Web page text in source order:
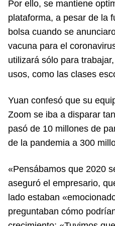
Por ello, se mantiene
plataforma, a pesar de la
bolsa cuando se
vacuna para el
utilizará sólo para
usos, como las clases
Yuan confesó que su
Zoom se iba a disparar
pasó de 10 millones de
de la pandemia a 300
«Pensábamos que 2020
aseguró el empresario,
lado estaban
preguntaban cómo